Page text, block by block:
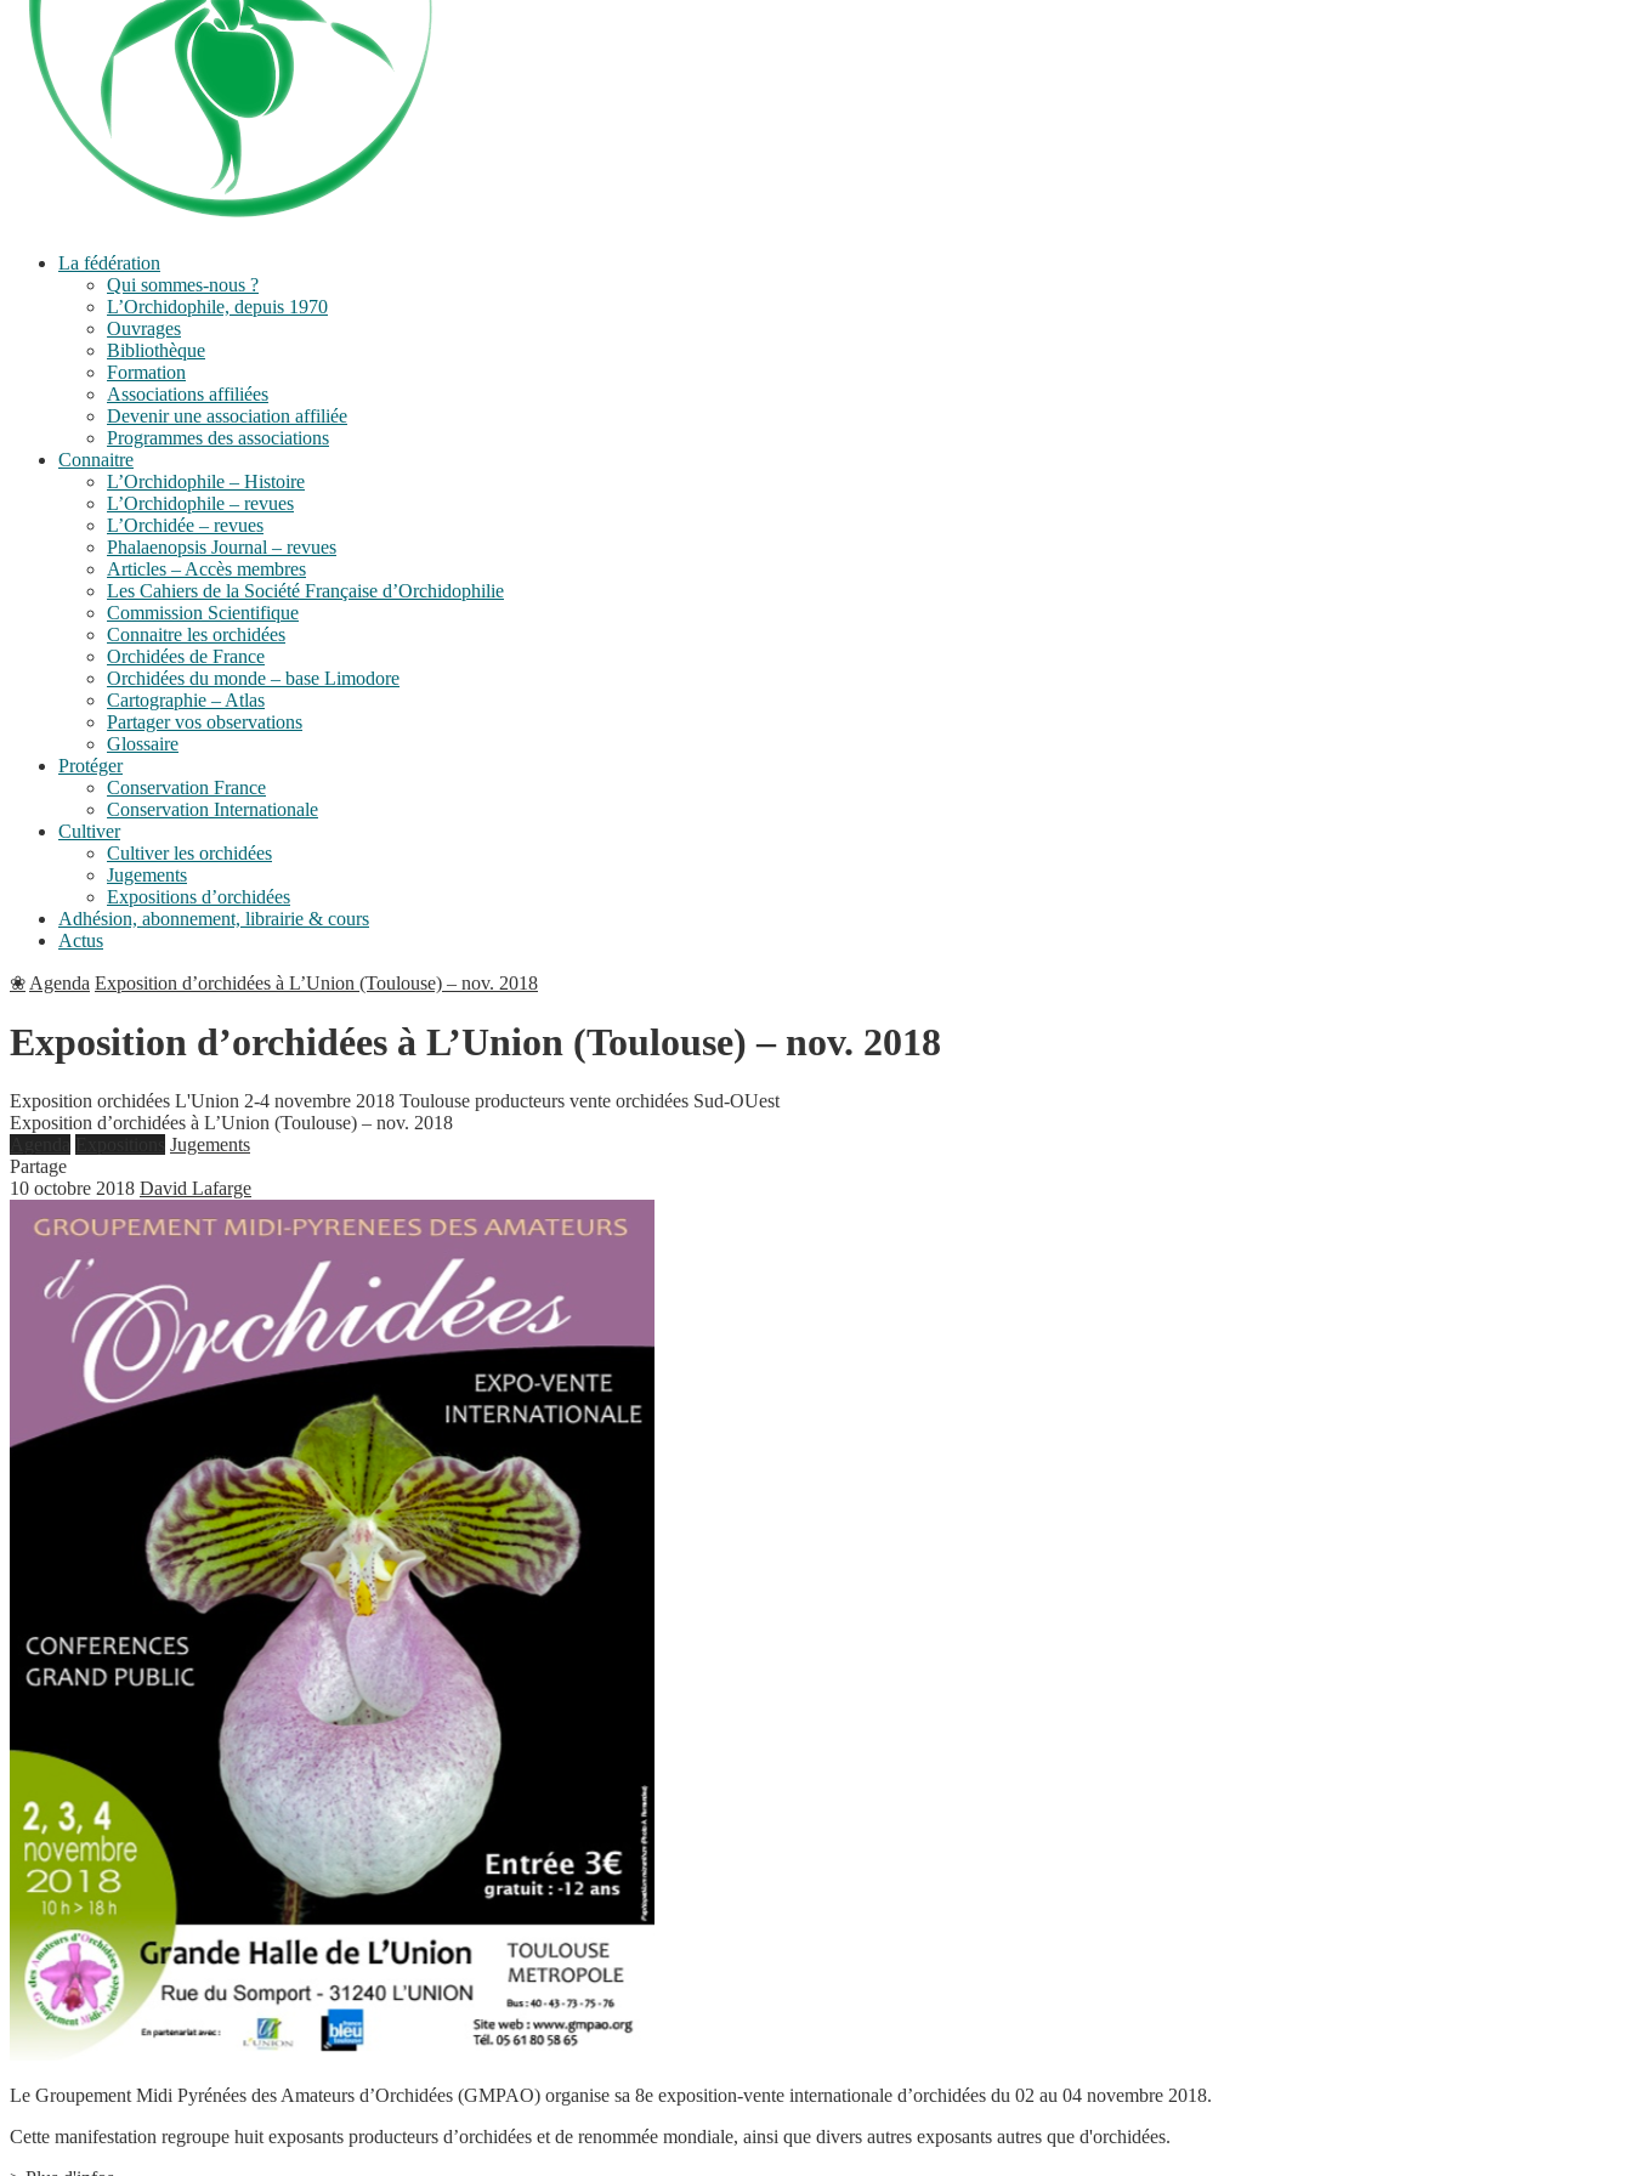
La fédération
Qui sommes-nous ?
L’Orchidophile, depuis 1970
Ouvrages
Bibliothèque
Formation
Associations affiliées
Devenir une association affiliée
Programmes des associations
Connaitre
L’Orchidophile – Histoire
L’Orchidophile – revues
L’Orchidée – revues
Phalaenopsis Journal – revues
Articles – Accès membres
Les Cahiers de la Société Française d’Orchidophilie
Commission Scientifique
Connaitre les orchidées
Orchidées de France
Orchidées du monde – base Limodore
Cartographie – Atlas
Partager vos observations
Glossaire
Protéger
Conservation France
Conservation Internationale
Cultiver
Cultiver les orchidées
Jugements
Expositions d’orchidées
Adhésion, abonnement, librairie & cours
Actus
❀ Agenda Exposition d’orchidées à L’Union (Toulouse) – nov. 2018
Exposition d’orchidées à L’Union (Toulouse) – nov. 2018
Exposition orchidées L'Union 2-4 novembre 2018 Toulouse producteurs vente orchidées Sud-OUest
Exposition d’orchidées à L’Union (Toulouse) – nov. 2018
Jugements
Partage
10 octobre 2018 David Lafarge
Le Groupement Midi Pyrénées des Amateurs d’Orchidées (GMPAO) organise sa 8e exposition-vente internationale d’orchidées du 02 au 04 novembre 2018.
Cette manifestation regroupe huit exposants producteurs d’orchidées et de renommée mondiale, ainsi que divers autres exposants autres que d'orchidées.